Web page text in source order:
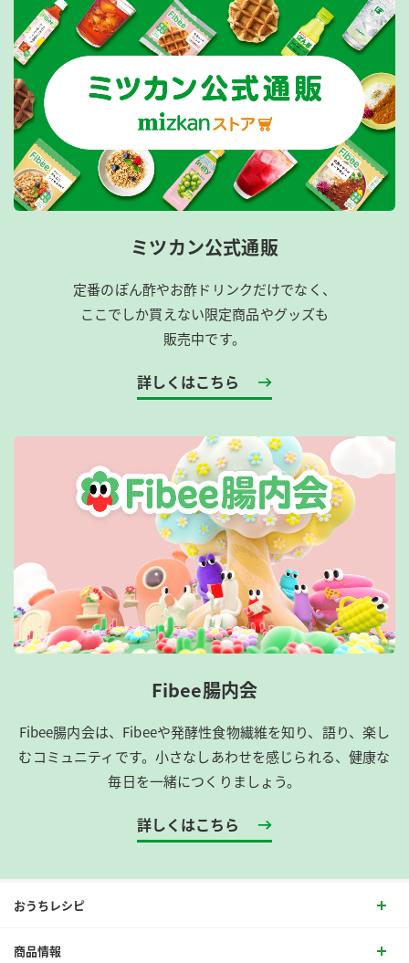
ミツカン公式通販
定番のぽん酢やお酢ドリンクだけでなく、
ここでしか買えない限定商品やグッズも
販売中です。
詳しくはこちら
Fibee腸内会
Fibee腸内会は、​Fibeeや発酵性食物繊維を知り、語り、楽し
むコミュニティです。​小さなしあわせを感じられる、健康な
毎日を一緒につくりましょう。
詳しくはこちら
おうちレシピ
商品情報